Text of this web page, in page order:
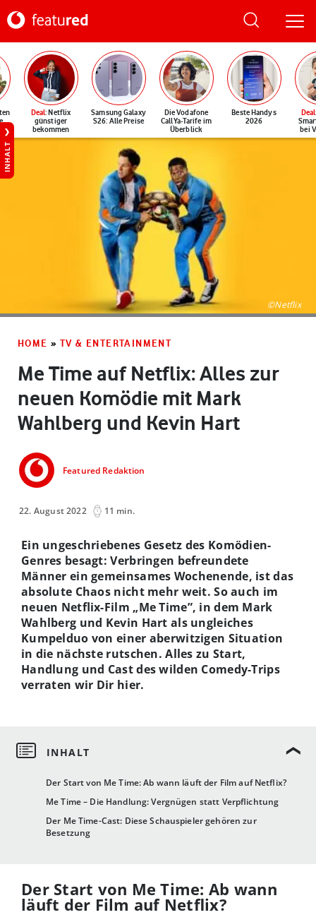
Deal: Netflix
günstiger
bekommen
Samsung Galaxy
S26: Alle Preise
Die Vodafone
CallYa-Tarife im
Überblick
Beste Handys
2026
Deal
bei
INHALT
©Netflix
HOME » TV & ENTERTAINMENT
Me Time auf Netflix: Alles zur
neuen Komödie mit Mark
Wahlberg und Kevin Hart
Featured Redaktion
22. August 2022 11 min.
Der Start von Me Time: Ab wann läuft der Film auf Netflix?
Me Time – Die Handlung: Vergnügen statt Verpflichtung
Der Me Time-Cast: Diese Schauspieler gehören zur
Besetzung
Ein ungeschriebenes Gesetz des Komödien-
Genres besagt: Verbringen befreundete
Männer ein gemeinsames Wochenende, ist das
absolute Chaos nicht mehr weit. So auch im
neuen Netflix-Film „Me Time”, in dem Mark
Wahlberg und Kevin Hart als ungleiches
Kumpelduo von einer aberwitzigen Situation
in die nächste rutschen. Alles zu Start,
Handlung und Cast des wilden Comedy-Trips
verraten wir Dir hier.
Der Start von Me Time: Ab wann
läuft der Film auf Netflix?